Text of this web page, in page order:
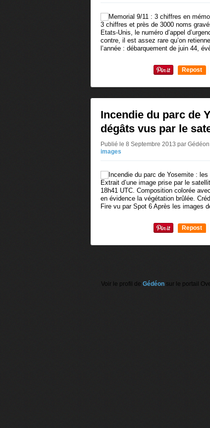
3 chiffres et près de 3000 noms
Etats-Unis, le numéro d’appel
contre, il est assez rare qu’on
l’année : débarquement de juin 44,
Repost
Incendie du parc de
dégâts vus par le
Publié le 8 Septembre 2013 par Gédéon
images
Extrait d’une image prise par le
18h41 UTC. Composition colorée
en évidence la végétation brûlée.
Fire vu par Spot 6 Après les images
Repost
Voir le profil de Gédéonsur le portail